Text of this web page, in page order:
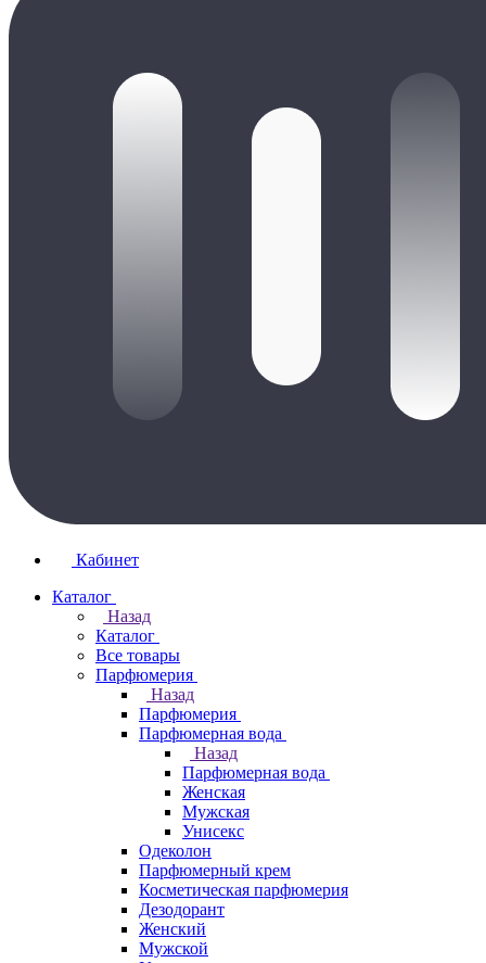
Кабинет
Каталог
Назад
Каталог
Все товары
Парфюмерия
Назад
Парфюмерия
Парфюмерная вода
Назад
Парфюмерная вода
Женская
Мужская
Унисекс
Одеколон
Парфюмерный крем
Косметическая парфюмерия
Дезодорант
Женский
Мужской